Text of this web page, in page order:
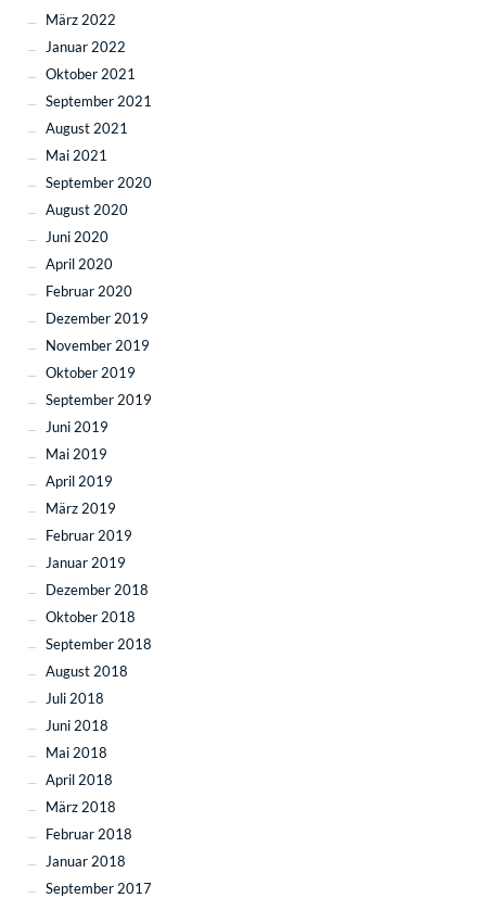
März 2022
Januar 2022
Oktober 2021
September 2021
August 2021
Mai 2021
September 2020
August 2020
Juni 2020
April 2020
Februar 2020
Dezember 2019
November 2019
Oktober 2019
September 2019
Juni 2019
Mai 2019
April 2019
März 2019
Februar 2019
Januar 2019
Dezember 2018
Oktober 2018
September 2018
August 2018
Juli 2018
Juni 2018
Mai 2018
April 2018
März 2018
Februar 2018
Januar 2018
September 2017